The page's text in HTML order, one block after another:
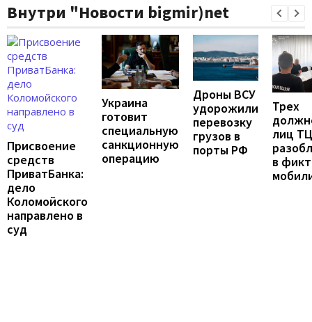
Внутри "Новости bigmir)net
Присвоение
средств
ПриватБанка:
дело
Коломойского
направлено в
суд
Украина
готовит
специальную
санкционную
операцию
Дроны ВСУ
удорожили
перевозку
грузов в
порты РФ
Трех
лиц
в